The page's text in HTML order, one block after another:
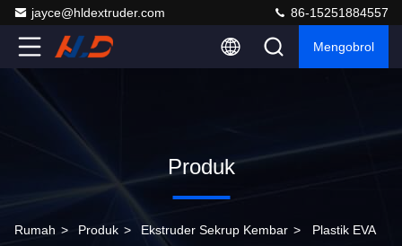
jayce@hldextruder.com 86-15251884557
Mengobrol
Produk
Rumah > Produk > Ekstruder Sekrup Kembar > Plastik EVA